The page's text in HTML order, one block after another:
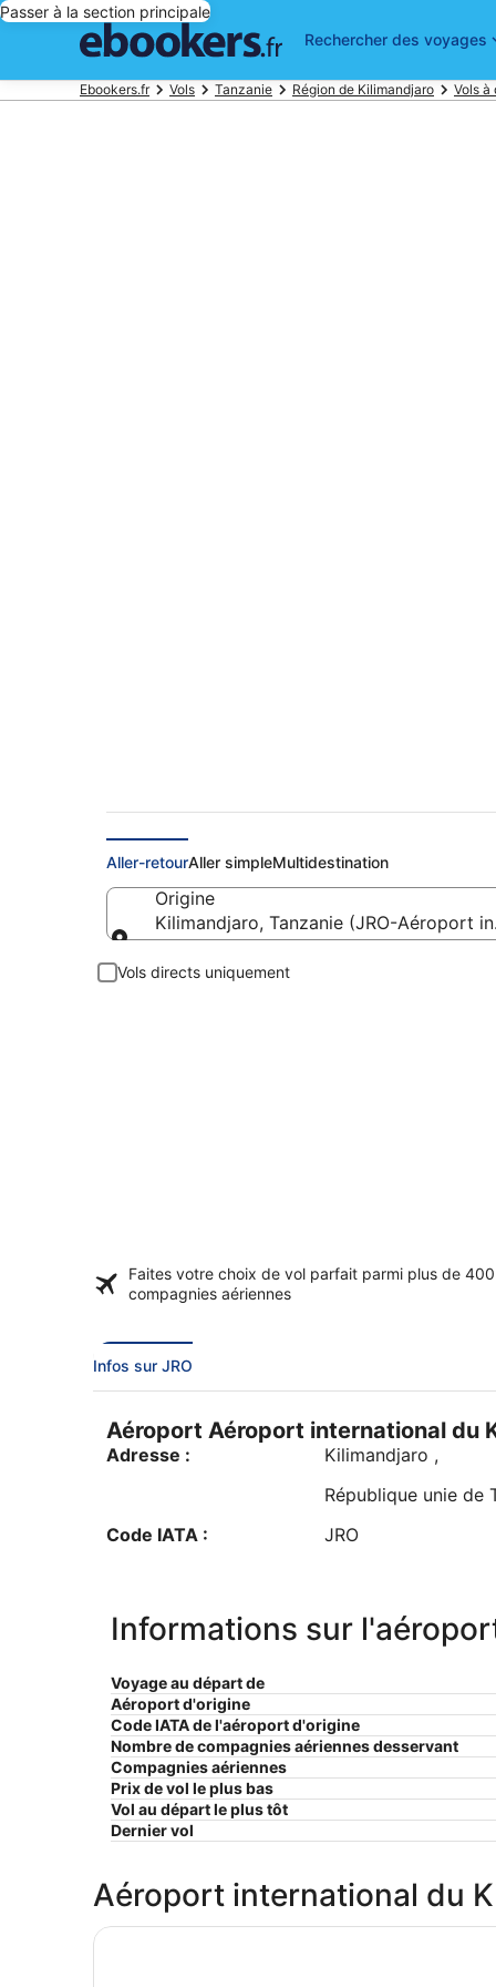
Passer à la section principale
Rechercher des voyages
Ebookers.fr Vols Tanzanie Région de Kilimandjaro Vols à
Aller-retourAller simpleMultidestination
Origine
Kilimandjaro, Tanzanie (JRO-Aéroport
Vols directs uniquement
Faites votre choix de vol parfait parmi plus de 400
compagnies aériennes
Infos sur JRO
Aéroport Aéroport international du
Adresse : Kilimandjaro ,
République unie de
Code IATA :
JRO
Informations sur
Voyage au départ de
Aéroport d'origine
Code IATA de l'aéroport d'origine
Nombre de compagnies aériennes desservant
Compagnies aériennes
Prix ​​de vol le plus bas
Vol au départ le plus tôt
Dernier vol
Aéroport international du
S’ouvre dans une nouvelle fenêtre
Le Parlour